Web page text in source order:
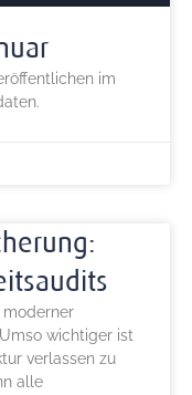
im
moderner
wichtiger ist
verlassen zu
alle